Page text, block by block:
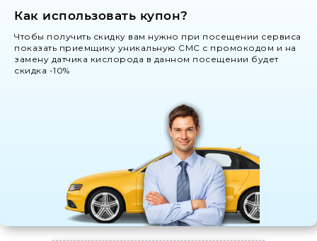
Как использовать купон?
Чтобы получить скидку вам нужно при посещении сервиса
показать приемщику уникальную СМС с промокодом и на
замену датчика кислорода в данном посещении будет
скидка -10%